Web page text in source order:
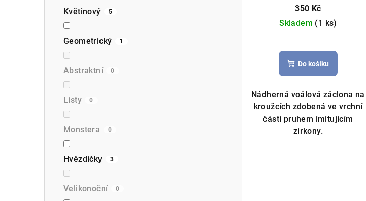
Květinový 5
Geometrický 1
Abstraktní 0
Listy 0
Monstera 0
Hvězdičky 3
Velikonoční 0
145x250cm bílá
350 Kč
Skladem (1 ks)
hodnocení
produktu
je
5,0
z
Do košíku
Nádherná voálová záclona na
kroužcích zdobená ve vrchní
části pruhem imitujícím
zirkony.